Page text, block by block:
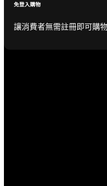
免登入購物
讓消費者無需註冊即可購